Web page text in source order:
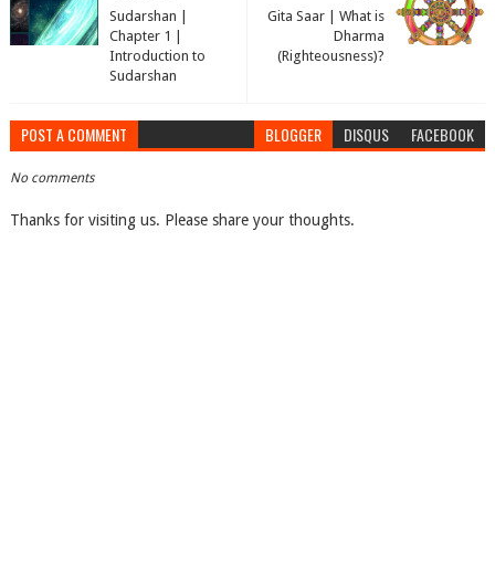
Gita Saar | What is
Dharma
(Righteousness)?
Sudarshan |
Chapter 1 |
Introduction to
Sudarshan
POST A COMMENT BLOGGER DISQUS FACEBOOK
No comments
Thanks for visiting us. Please share your thoughts.